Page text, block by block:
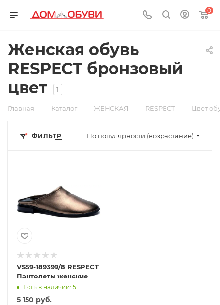
0
Женская обувь
RESPECT бронзовый
цвет
1
Главная — Каталог — ЖЕНСКАЯ — RESPECT — Цвет
ФИЛЬТР По популярности (возрастание)
VS59-189399/8 RESPECT
Пантолеты женские
Есть в наличии: 5
5 150 руб.